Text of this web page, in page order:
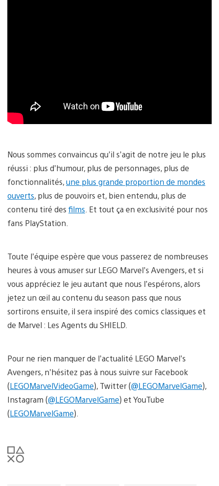
Nous sommes convaincus qu’il s’agit de notre jeu le plus
réussi : plus d’humour, plus de personnages, plus de
fonctionnalités,une plus grande proportion de mondes
ouverts, plus de pouvoirs et, bien entendu, plus de
contenu tiré des films . Et tout ça en exclusivité pour nos
fans PlayStation.
Toute l’équipe espère que vous passerez de nombreuses
heures à vous amuser sur LEGO Marvel’s Avengers, et si
vous appréciez le jeu autant que nous l’espérons, alors
jetez un œil au contenu du season pass que nous
sortirons ensuite, il sera inspiré des comics classiques et
de Marvel : Les Agents du SHIELD.
Pour ne rien manquer de l’actualité LEGO Marvel’s
Avengers, n’hésitez pas à nous suivre sur Facebook
(LEGOMarvelVideoGame), Twitter (@LEGOMarvelGame),
Instagram (@LEGOMarvelGame) et YouTube
(LEGOMarvelGame).